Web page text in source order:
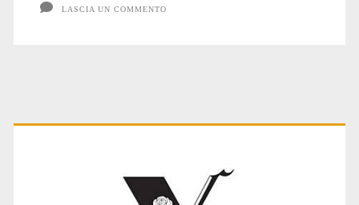
LASCIA UN COMMENTO
Primary